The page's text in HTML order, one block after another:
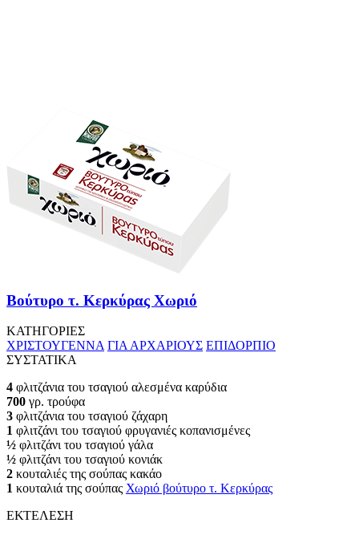
Βούτυρο τ. Κερκύρας Χωριό
ΚΑΤΗΓΟΡΙΕΣ
ΧΡΙΣΤΟΥΓΕΝΝΑ ΓΙΑ ΑΡΧΑΡΙΟΥΣ ΕΠΙΔΟΡΠΙΟ
ΣΥΣΤΑΤΙΚΑ
4 φλιτζάνια του τσαγιού αλεσμένα καρύδια
700 γρ. τρούφα
3 φλιτζάνια του τσαγιού ζάχαρη
1 φλιτζάνι του τσαγιού φρυγανιές κοπανισμένες
½ φλιτζάνι του τσαγιού γάλα
½ φλιτζάνι του τσαγιού κονιάκ
2 κουταλιές της σούπας κακάο
1 κουταλιά της σούπας Χωριό βούτυρο τ. Κερκύρας
ΕΚΤΕΛΕΣΗ